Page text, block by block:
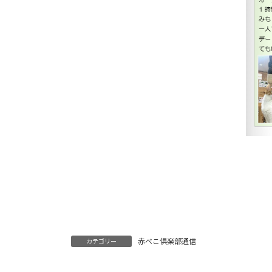
カテゴリー 赤べこ倶楽部通信